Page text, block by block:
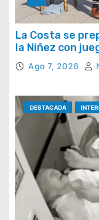
La Costa se
la Niñez con
Ago 7, 2026
DESTACADA